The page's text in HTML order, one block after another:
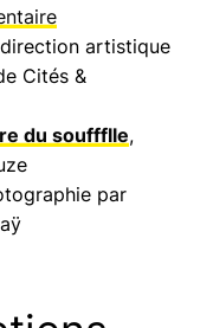
artistique
Cités &
du souffflle,
par